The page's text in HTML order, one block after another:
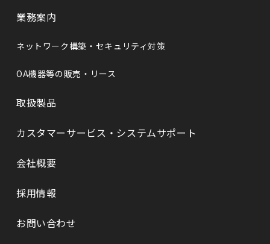
業務案内
ネットワーク構築・セキュリティ対策
OA機器等の販売・リース
取扱製品
カスタマーサービス・システムサポート
会社概要
採⽤情報
お問い合わせ